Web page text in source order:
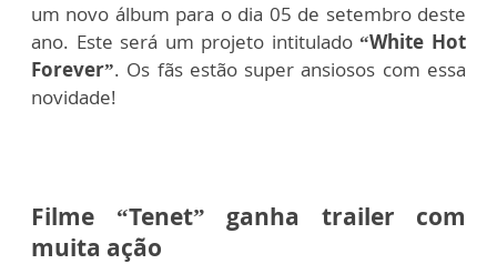
um novo álbum para o dia 05 de setembro deste
ano. Este será um projeto intitulado“White Hot
Forever”. Os fãs estão super ansiosos com essa
novidade!
Filme “Tenet” ganha trailer com
muita ação